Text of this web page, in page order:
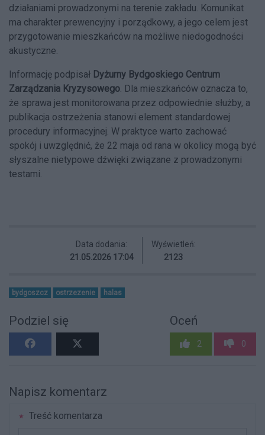
działaniami prowadzonymi na terenie zakładu. Komunikat
ma charakter prewencyjny i porządkowy, a jego celem jest
przygotowanie mieszkańców na możliwe niedogodności
akustyczne.
Informację podpisał Dyżurny Bydgoskiego Centrum
Zarządzania Kryzysowego. Dla mieszkańców oznacza to,
że sprawa jest monitorowana przez odpowiednie służby, a
publikacja ostrzeżenia stanowi element standardowej
procedury informacyjnej. W praktyce warto zachować
spokój i uwzględnić, że 22 maja od rana w okolicy mogą być
słyszalne nietypowe dźwięki związane z prowadzonymi
testami.
Data dodania:
21.05.2026 17:04
Wyświetleń:
2123
bydgoszcz ostrzezenie halas
Podziel się Oceń
2 0
Napisz komentarz
Treść komentarza